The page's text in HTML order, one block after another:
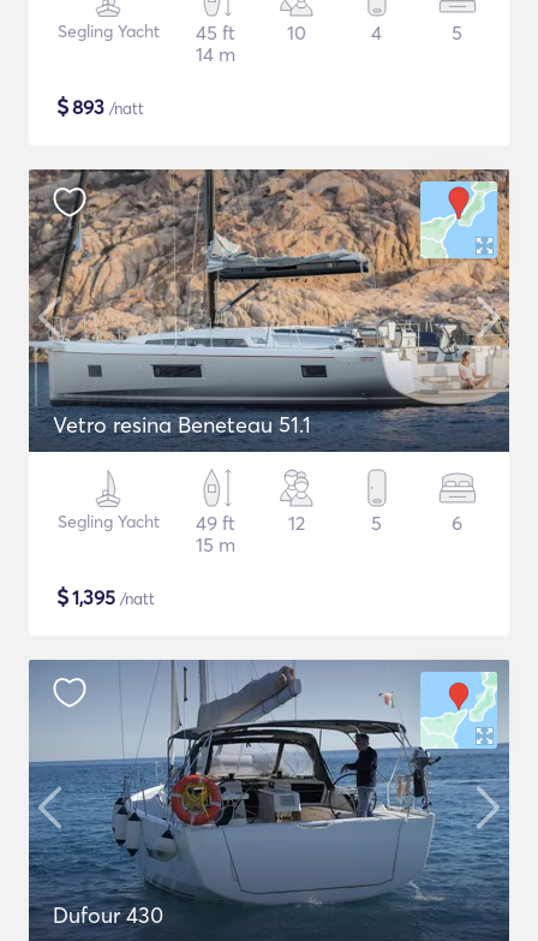
Segling Yacht
45 ft
14 m
10 4 5
$893 /natt
Vetro resina Beneteau 51.1
Segling Yacht
49 ft
15 m
12 5 6
$1,395 /natt
Dufour 430